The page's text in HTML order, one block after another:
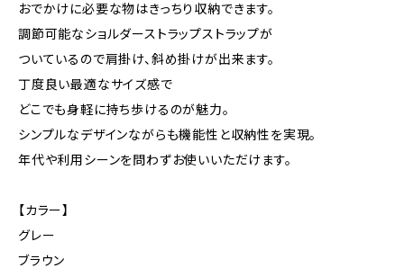
おでかけに必要な物はきっちり収納できます。
調節可能なショルダーストラップストラップが
ついているので肩掛け、斜め掛けが出来ます。
丁度良い最適なサイズ感で
どこでも身軽に持ち歩けるのが魅力。
シンプルなデザインながらも機能性と収納性を実現。
年代や利用シーンを問わずお使いいただけます。
【カラー】
グレー
ブラウン